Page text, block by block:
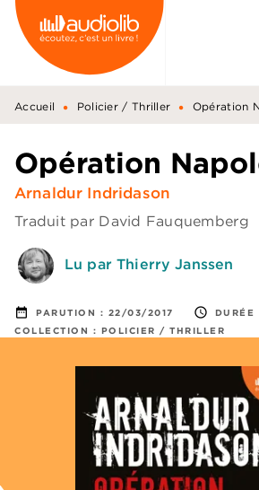
MENU RECHERCHE
PIED DE PAGE
Accueil • Policier / Thriller • Opération
Opération
Arnaldur Indridason
Traduit par David Fauquemberg
Lu par Thierry Janssen
date_range PARUTION : 22/03/2017 access_time DURÉE
COLLECTION : POLICIER / THRILLER